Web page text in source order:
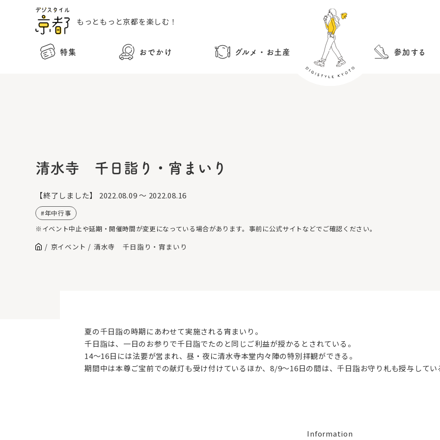
もっともっと京都を楽しむ！
特集 おでかけ グルメ・お土産 参加する
清水寺 千日詣り・宵まいり
【終了しました】 2022.08.09 ～ 2022.08.16
年中行事
※イベント中止や延期・開催時間が変更になっている場合があります。事前に公式サイトなどでご確認ください。
京イベント 清水寺 千日詣り・宵まいり
夏の千日詣の時期にあわせて実施される宵まいり。
千日詣は、一日のお参りで千日詣でたのと同じご利益が授かるとされている。
14～16日には法要が営まれ、昼・夜に清水寺本堂内々陣の特別拝観ができる。
期間中は本尊ご宝前での献灯も受け付けているほか、8/9～16日の間は、千日詣お守り札も授与してい
Information